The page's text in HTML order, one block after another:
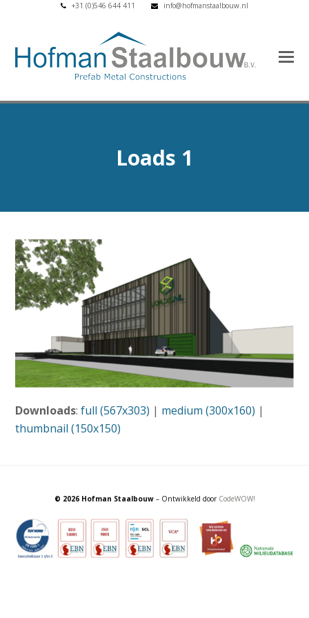
+31 (0)546 644 411 info@hofmanstaalbouw.nl
Loads 1
Downloads:full (567x303) | medium (300x160) |
thumbnail (150x150)
© 2026 Hofman Staalbouw– Ontwikkeld door CodeWOW!